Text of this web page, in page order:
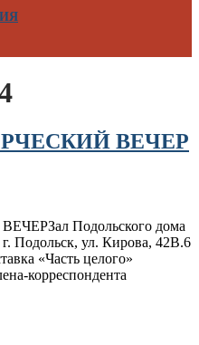
ВЕЧЕР
Подольского дома
Подольск, ул. Кирова, 42В.6
«Часть целого»
корреспондента